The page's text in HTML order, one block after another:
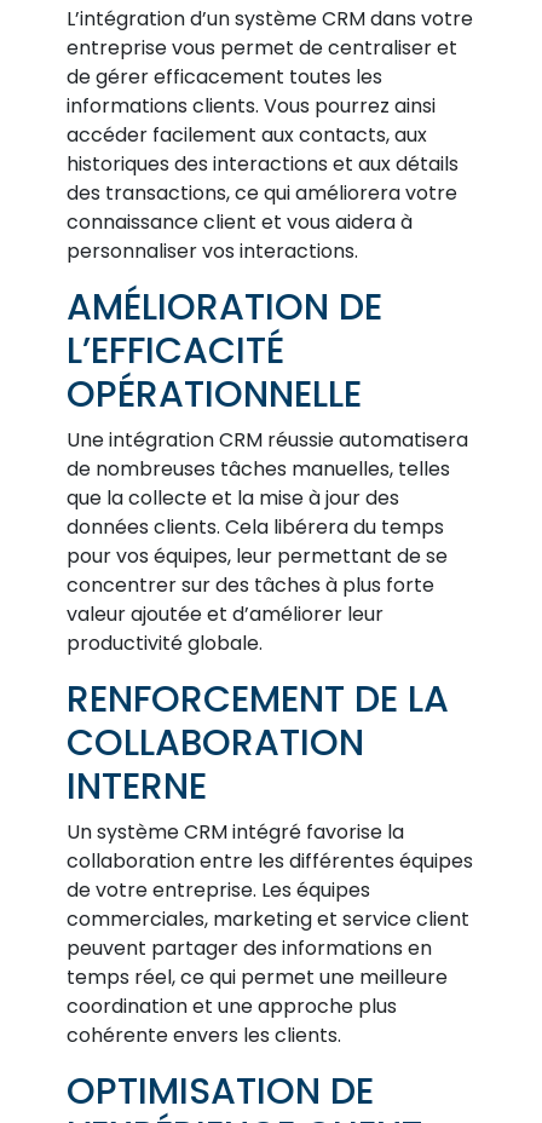
L’intégration d’un système CRM dans votre
entreprise vous permet de centraliser et
de gérer efficacement toutes les
informations clients. Vous pourrez ainsi
accéder facilement aux contacts, aux
historiques des interactions et aux détails
des transactions, ce qui améliorera votre
connaissance client et vous aidera à
personnaliser vos interactions.
AMÉLIORATION DE
L’EFFICACITÉ
OPÉRATIONNELLE
Une intégration CRM réussie automatisera
de nombreuses tâches manuelles, telles
que la collecte et la mise à jour des
données clients. Cela libérera du temps
pour vos équipes, leur permettant de se
concentrer sur des tâches à plus forte
valeur ajoutée et d’améliorer leur
productivité globale.
RENFORCEMENT DE LA
COLLABORATION
INTERNE
Un système CRM intégré favorise la
collaboration entre les différentes équipes
de votre entreprise. Les équipes
commerciales, marketing et service client
peuvent partager des informations en
temps réel, ce qui permet une meilleure
coordination et une approche plus
cohérente envers les clients.
OPTIMISATION DE